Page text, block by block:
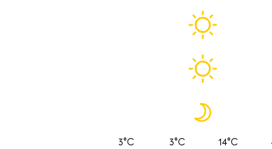
3°C 3°C 14°C